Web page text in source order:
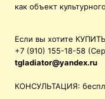
как объект
Если вы хотите
+7 (910) 155-18-58
tgladiator@yandex.ru
КОНСУЛЬТАЦИЯ: